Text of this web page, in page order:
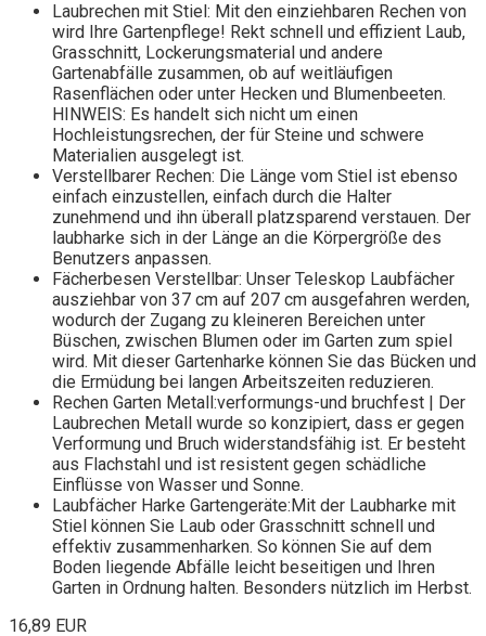
Laubrechen mit Stiel: Mit den einziehbaren Rechen von
wird Ihre Gartenpflege! Rekt schnell und effizient Laub,
Grasschnitt, Lockerungsmaterial und andere
Gartenabfälle zusammen, ob auf weitläufigen
Rasenflächen oder unter Hecken und Blumenbeeten.
HINWEIS: Es handelt sich nicht um einen
Hochleistungsrechen, der für Steine ​​und schwere
Materialien ausgelegt ist.
Verstellbarer Rechen: Die Länge vom Stiel ist ebenso
einfach einzustellen, einfach durch die Halter
zunehmend und ihn überall platzsparend verstauen. Der
laubharke sich in der Länge an die Körpergröße des
Benutzers anpassen.
Fächerbesen Verstellbar: Unser Teleskop Laubfächer
ausziehbar von 37 cm auf 207 cm ausgefahren werden,
wodurch der Zugang zu kleineren Bereichen unter
Büschen, zwischen Blumen oder im Garten zum spiel
wird. Mit dieser Gartenharke können Sie das Bücken und
die Ermüdung bei langen Arbeitszeiten reduzieren.
Rechen Garten Metall:verformungs-und bruchfest | Der
Laubrechen Metall wurde so konzipiert, dass er gegen
Verformung und Bruch widerstandsfähig ist. Er besteht
aus Flachstahl und ist resistent gegen schädliche
Einflüsse von Wasser und Sonne.
Laubfächer Harke Gartengeräte:Mit der Laubharke mit
Stiel können Sie Laub oder Grasschnitt schnell und
effektiv zusammenharken. So können Sie auf dem
Boden liegende Abfälle leicht beseitigen und Ihren
Garten in Ordnung halten. Besonders nützlich im Herbst.
16,89 EUR